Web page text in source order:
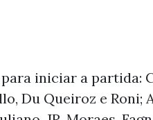
iniciar a partida:
Du Queiroz e Roni;